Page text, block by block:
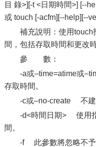
目 錄>][-t <日期時間>]
或 touch [-acfm][--help][--
補充說明：使用
間，包括存取時間和更改時
參 數：
-a或–time=atime或
存取時間。
-c或–no-create 不建
-d<時間日期> 使用
間。
-f 此參數將忽略不予